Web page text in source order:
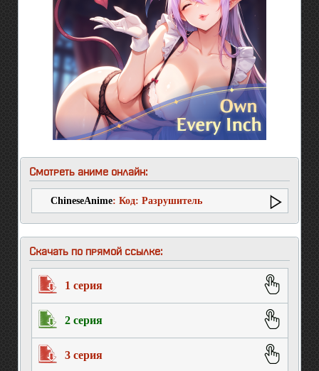
Смотреть аниме онлайн:
ChineseAnime: Код: Разрушитель
Скачать по прямой ссылке:
1 серия
2 серия
3 серия